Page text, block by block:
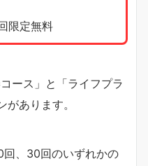
限定無料
ース」と「ライフプラ
あります。
、30回のいずれかの